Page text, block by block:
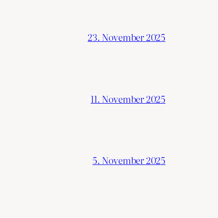
23. November 2025
11. November 2025
5. November 2025